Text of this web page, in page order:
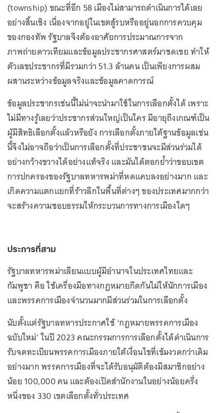
(township) ขณะที่อีก 58 เมืองไม่สามารถดำเนินการได้เลย
อย่างสิ้นเชิง เนื่องจากอยู่ในเขตสู้รบหรืออยู่นอกการควบคุม
ของกองทัพ รัฐบาลจึงต้องอาศัยการประมาณการจาก
ภาพถ่ายดาวเทียมและข้อมูลประชากรศาสตร์มาชดเชย ทำให้
ตัวเลขประชากรที่มีรวมกว่า 51.3 ล้านคน เป็นเพียงการผสม
ผสานระหว่างข้อมูลจริงและข้อมูลคาดการณ์
ข้อมูลประชากรเช่นนี้ไม่น่าจะนำมาใช้ในการเลือกตั้งได้ เพราะ
ไม่มีทางรู้เลยว่าประชากรส่วนใหญ่เป็นใคร มีอายุถึงเกณฑ์เป็น
ผู้มีสิทธิเลือกตั้งแล้วหรือยัง การเลือกตั้งภายใต้ฐานข้อมูลเช่น
นี้จึงไม่อาจถือว่าเป็นการเลือกตั้งที่ประชาชนจะมีส่วนร่วมได้
อย่างกว้างขวางได้อย่างแท้จริง และมันได้ตอกย้ำว่าขอบเขต
การปกครองของรัฐบาลทหารพม่าที่หดแคบลงอย่างมาก และ
เกิดความแตกแยกที่ร้าวลึกในพื้นที่ต่างๆ ของประเทศมากกว่า
จะสร้างความชอบธรรมให้กระบวนการทางการเมืองใดๆ
ประการที่สาม
รัฐบาลทหารพม่าเลียนแบบผู้มีอำนาจในประเทศไทยและ
กัมพูชา คือ ใช้เครื่องมือทางกฎหมายกีดกันไม่ให้นักการเมือง
และพรรคการเมืองจำนวนมากมีส่วนร่วมในการเลือกตั้ง
นับตั้งแต่รัฐบาลทหารประกาศใช้ ‘กฎหมายพรรคการเมือง
ฉบับใหม่’ ในปี 2023 คณะกรรมการการเลือกตั้งได้ดำเนินการ
รับจดทะเบียนพรรคการเมืองภายใต้เงื่อนไขที่เข้มงวดกว่าเดิม
อย่างมาก พรรคการเมืองที่จะได้รับอนุมัติต้องมีสมาชิกอย่าง
น้อย 100,000 คน และต้องเปิดสำนักงานในอย่างน้อยครึ่ง
หนึ่งของ 330 เขตเลือกตั้งทั่วประเทศ